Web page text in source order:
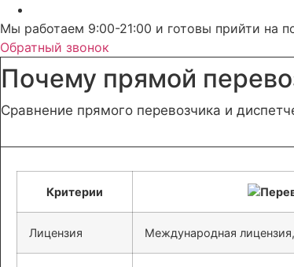
Мы работаем 9:00-21:00 и готовы прийти на
Обратный звонок
Почему прямой
Сравнение прямого перевозчика и
Критерии
Лицензия Международная